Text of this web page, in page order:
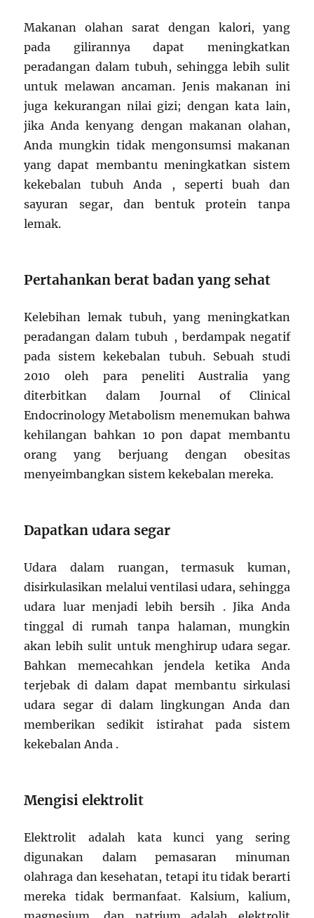
Makanan olahan sarat dengan kalori, yang
pada gilirannya dapat meningkatkan
peradangan dalam tubuh, sehingga lebih sulit
untuk melawan ancaman. Jenis makanan ini
juga kekurangan nilai gizi; dengan kata lain,
jika Anda kenyang dengan makanan olahan,
Anda mungkin tidak mengonsumsi makanan
yang dapat membantu meningkatkan sistem
kekebalan tubuh Anda , seperti buah dan
sayuran segar, dan bentuk protein tanpa
lemak.
Pertahankan berat badan yang sehat
Kelebihan lemak tubuh, yang meningkatkan
peradangan dalam tubuh , berdampak negatif
pada sistem kekebalan tubuh. Sebuah studi
2010 oleh para peneliti Australia yang
diterbitkan dalam Journal of Clinical
Endocrinology Metabolism menemukan bahwa
kehilangan bahkan 10 pon dapat membantu
orang yang berjuang dengan obesitas
menyeimbangkan sistem kekebalan mereka.
Dapatkan udara segar
Udara dalam ruangan, termasuk kuman,
disirkulasikan melalui ventilasi udara, sehingga
udara luar menjadi lebih bersih . Jika Anda
tinggal di rumah tanpa halaman, mungkin
akan lebih sulit untuk menghirup udara segar.
Bahkan memecahkan jendela ketika Anda
terjebak di dalam dapat membantu sirkulasi
udara segar di dalam lingkungan Anda dan
memberikan sedikit istirahat pada sistem
kekebalan Anda .
Mengisi elektrolit
Elektrolit adalah kata kunci yang sering
digunakan dalam pemasaran minuman
olahraga dan kesehatan, tetapi itu tidak berarti
mereka tidak bermanfaat. Kalsium, kalium,